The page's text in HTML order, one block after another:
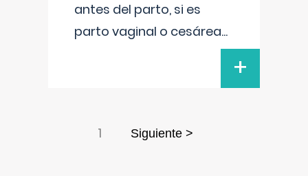
antes del parto, si es
parto vaginal o cesárea...
+
1 Siguiente >